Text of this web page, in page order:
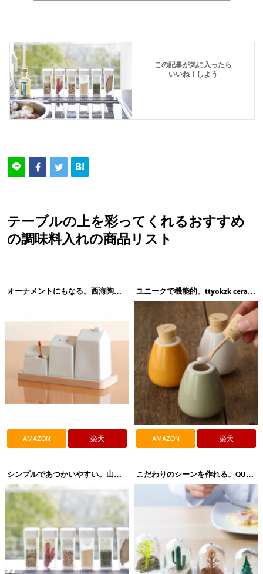
この記事が気に入ったら
いいね！しよう
テーブルの上を彩ってくれるおすすめ
の調味料入れの商品リスト
オーナメントにもなる。西海陶器 essence（エッセンス）town（タウン）コンディメント 4個セット
AMAZON 楽天
ユニークで機能的。ttyokzk ceramic design（タツヤオカザキ セラミックデザイン）swing（スウィング）スパイスケース
AMAZON 楽天
シンプルであつかいやすい。山崎実業（YAMAZAKI）tower（タワー）スパイスボトル こだわりのシーンを作れる。QUALY（クオーリー）SEASONING SHAKER（シーズニングシェイカー）